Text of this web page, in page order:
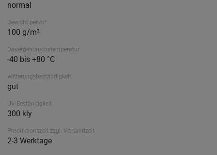
normal
Gewicht per m²
100 g/m²
Dauergebrauchstemperatur
-40 bis +80 °C
Witterungsbeständigkeit
gut
UV-Beständigkeit
300 kly
Produktionszeit zzgl. Versandzeit
2-3 Werktage